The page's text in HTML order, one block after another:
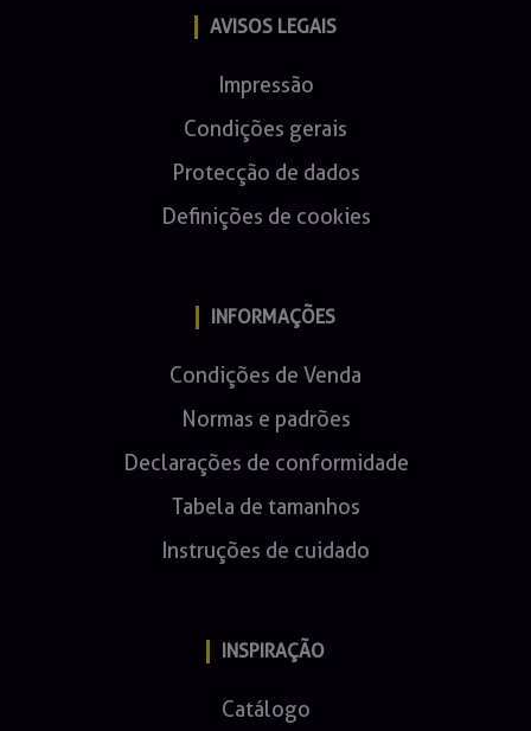
AVISOS LEGAIS
Impressão
Condições gerais
Protecção de dados
Definições de cookies
INFORMAÇÕES
Condições de Venda
Normas e padrões
Declarações de conformidade
Tabela de tamanhos
Instruções de cuidado
INSPIRAÇÃO
Catálogo